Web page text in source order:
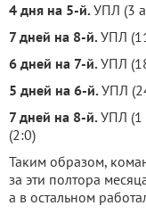
4 дня на 5-й. УПЛ (3
7 дней на 8-й. УПЛ
6 дней на 7-й. УПЛ
5 дней на 6-й. УПЛ
7 дней на 8-й. УПЛ (1
(2:0)
Таким образом,
за эти полтора
а в остальном